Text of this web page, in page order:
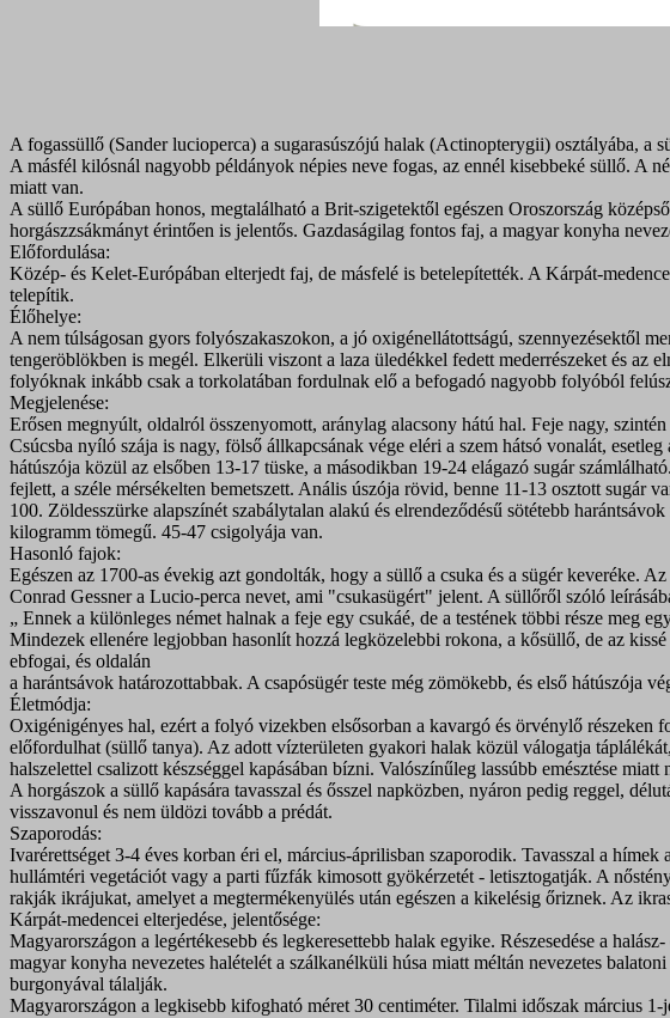
A fogassüllő (Sander lucioperca) a sugarasúszójú halak (Actinopterygii) osztályába, a
A másfél kilósnál nagyobb példányok népies neve fogas, az ennél kisebbeké süllő. A
miatt van.
A süllő Európában honos, megtalálható a Brit-szigetektől egészen Oroszország
horgászzsákmányt érintően is jelentős. Gazdaságilag fontos faj, a magyar konyha
Előfordulása:
Közép- és Kelet-Európában elterjedt faj, de másfelé is betelepítették. A Kárpát-
telepítik.
Élőhelye:
A nem túlságosan gyors folyószakaszokon, a jó oxigénellátottságú, szennyezésektől
tengeröblökben is megél. Elkerüli viszont a laza üledékkel fedett mederrészeket és az
folyóknak inkább csak a torkolatában fordulnak elő a befogadó nagyobb folyóból
Megjelenése:
Erősen megnyúlt, oldalról összenyomott, aránylag alacsony hátú hal. Feje nagy,
Csúcsba nyíló szája is nagy, fölső állkapcsának vége eléri a szem hátsó vonalát,
hátúszója közül az elsőben 13-17 tüske, a másodikban 19-24 elágazó sugár
fejlett, a széle mérsékelten bemetszett. Anális úszója rövid, benne 11-13 osztott
100. Zöldesszürke alapszínét szabálytalan alakú és elrendeződésű sötétebb
kilogramm tömegű. 45-47 csigolyája van.
Hasonló fajok:
Egészen az 1700-as évekig azt gondolták, hogy a süllő a csuka és a sügér keveréke.
Conrad Gessner a Lucio-perca nevet, ami "csukasügért" jelent. A süllőről szóló
„ Ennek a különleges német halnak a feje egy csukáé, de a testének többi része meg
Mindezek ellenére legjobban hasonlít hozzá legközelebbi rokona, a kősüllő, de az
ebfogai, és oldalán
a harántsávok határozottabbak. A csapósügér teste még zömökebb, és első hátúszója
Életmódja:
Oxigénigényes hal, ezért a folyó vizekben elsősorban a kavargó és örvénylő
előfordulhat (süllő tanya). Az adott vízterületen gyakori halak közül válogatja
halszelettel csalizott készséggel kapásában bízni. Valószínűleg lassúbb emésztése
A horgászok a süllő kapására tavasszal és ősszel napközben, nyáron pedig reggel,
visszavonul és nem üldözi tovább a prédát.
Szaporodás:
Ivarérettséget 3-4 éves korban éri el, március-áprilisban szaporodik. Tavasszal a
hullámtéri vegetációt vagy a parti fűzfák kimosott gyökérzetét - letisztogatják. A
rakják ikrájukat, amelyet a megtermékenyülés után egészen a kikelésig őriznek. Az
Kárpát-medencei elterjedése, jelentősége:
Magyarországon a legértékesebb és legkeresettebb halak egyike. Részesedése a
magyar konyha nevezetes halételét a szálkanélküli húsa miatt méltán nevezetes
burgonyával tálalják.
Magyarországon a legkisebb kifogható méret 30 centiméter. Tilalmi időszak március